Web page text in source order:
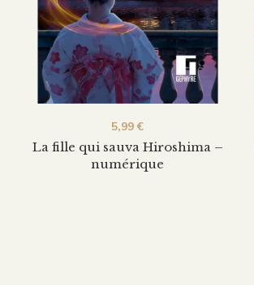
La fille qui sauva Hiroshima –
numérique
5,99€